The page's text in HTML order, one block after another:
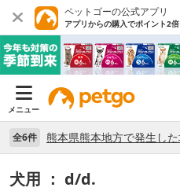
ペットゴーの公式アプリ
アプリからの購入でポイント2倍
メニュー
全6件
犬用 ： d/d.